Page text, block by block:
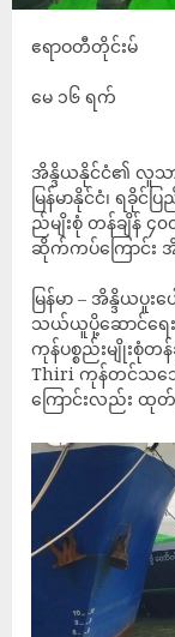
‎ဧရာဝတီတိုင်းမ်
‎မေ ၁၆ ရက်
အိန္ဒိယနိုင်ငံ၏ လူသ
မြန်မာနိုင်ငံ၊ ရ
ည်မျိးစုံ တန်ချိန်
ဆိုက်ကပ်ကြောင်း
မြန်မာ – အိန္ဒိယ
သယ်ယူပို့ဆောင်ရေ
ကုန်ပစ္စည်းမျိုးစုံ
Thiri ကုန်တင်သင်္
ကြောင်းလည်း ထုတ်